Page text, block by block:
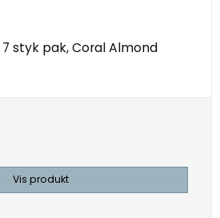
7 styk pak, Coral Almond
Vis produkt